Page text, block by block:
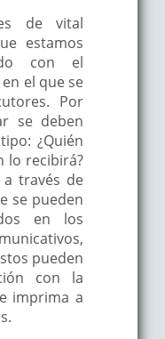
de vital
estamos
con el
el que se
Por
se deben
¿Quién
lo recibirá?
a través de
se pueden
en los
pueden
con la
imprima a